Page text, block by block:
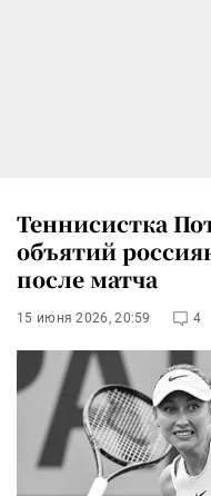
Теннисистка
объятий
после матча
15 июня 2026, 20:59 4